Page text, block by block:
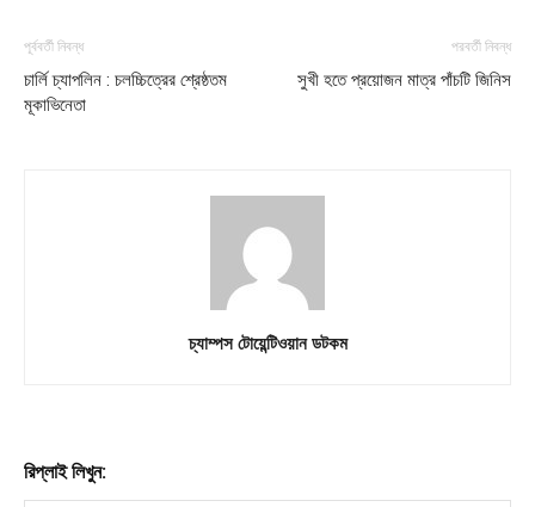
পূর্ববর্তী নিবন্ধ
চার্লি চ্যাপলিন : চলচ্চিত্রের শ্রেষ্ঠতম
মূকাভিনেতা
পরবর্তী নিবন্ধ
সুখী হতে প্রয়োজন মাত্র পাঁচটি জিনিস
চ্যাম্পস টোয়েন্টিওয়ান ডটকম
রিপ্লাই লিখুন: